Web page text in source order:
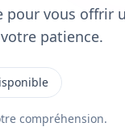
pour vous offrir
patience.
compréhension.